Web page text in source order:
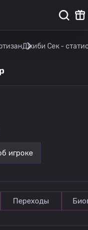
Джиби Сек -
игроке
Переходы